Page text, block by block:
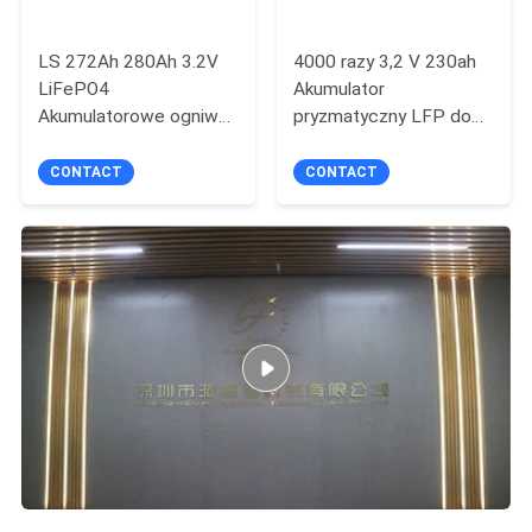
LS 272Ah 280Ah 3.2V
LiFePO4
Akumulatorowe ogniwa
magazynowania energii
elektrycznych
CONTACT
4000 razy 3,2 V 230ah
Akumulator
pryzmatyczny LFP do
i pojazdu
CONTACT